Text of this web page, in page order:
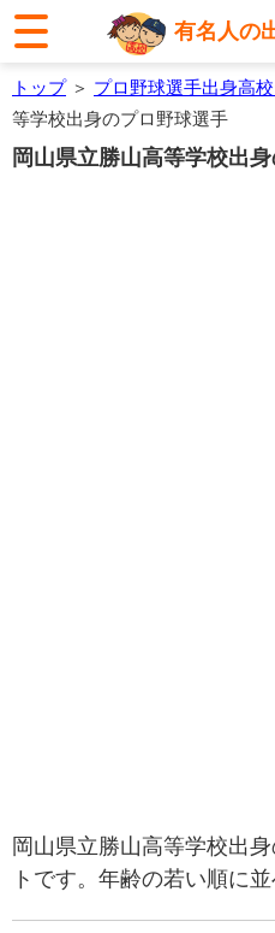
有名人の
トップ＞ プロ野球選手出身高
等学校出身のプロ野球選手
岡山県立勝山高等学校出
岡山県立勝山高等学校出
トです。年齢の若い順に並